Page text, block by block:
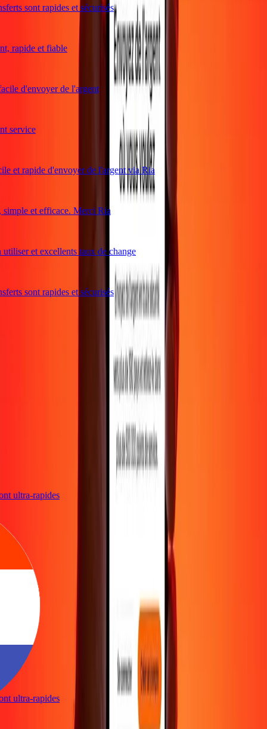
sont rapides et sécurisés
rapide et fiable
d'envoyer de l'argent
service
et rapide d'envoyer de l'argent via Ria
et efficace. Merci Ria
et excellents taux de change
sont rapides et sécurisés
ultra-rapides
ultra-rapides